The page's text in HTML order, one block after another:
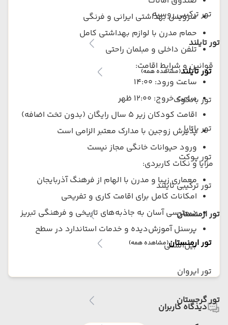
تور ترکیبی روسیه
تور تایلند
تور تایلند(مشاهده همه)
تور بانکوک
تور پاتایا
تور پوکت
تور ترکیبی تایلند
تور ارمنستان
تور ارمنستان(مشاهده همه)
تور ایروان
تور گرجستان
سرویس بهداشتی ایرانی و فرنگی
حمام مدرن با لوازم بهداشتی کامل
تلفن داخلی و مبلمان راحتی
قوانین و شرایط اقامت:
ساعت ورود: ۱۴:۰۰
ساعت خروج: ۱۲:۰۰ ظهر
اقامت کودکان زیر ۵ سال رایگان (بدون تخت اضافه)
پذیرش زوجین با مدارک معتبر الزامی است
ورود حیوانات خانگی مجاز نیست
مزایا و نکات کاربردی:
معماری زیبا و مدرن با الهام از فرهنگ آذربایجان
امکانات کامل برای اقامت کاری و تفریحی
دسترسی آسان به جاذبه‌های تاریخی و فرهنگی تبریز
پرسنل آموزش‌دیده و خدمات استاندارد در سطح
بین‌المللی
دیدگاه کاربران